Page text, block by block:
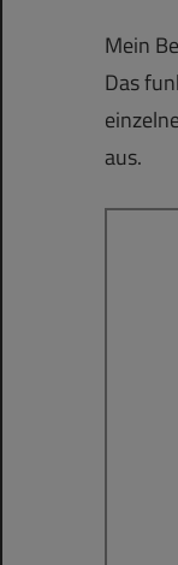
Mein
Das
aus.